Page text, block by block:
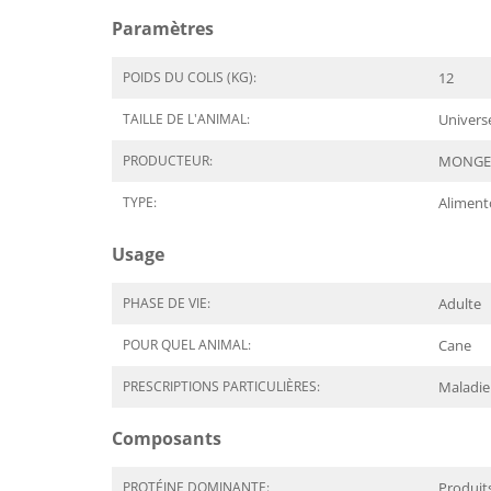
Paramètres
POIDS DU COLIS (KG): 12
TAILLE DE L'ANIMAL:
PRODUCTEUR: MONGE
TYPE:
Usage
PHASE DE VIE: Adulte
POUR QUEL ANIMAL: Cane
PRESCRIPTIONS PARTICULIÈRES:
Composants
PROTÉINE DOMINANTE: